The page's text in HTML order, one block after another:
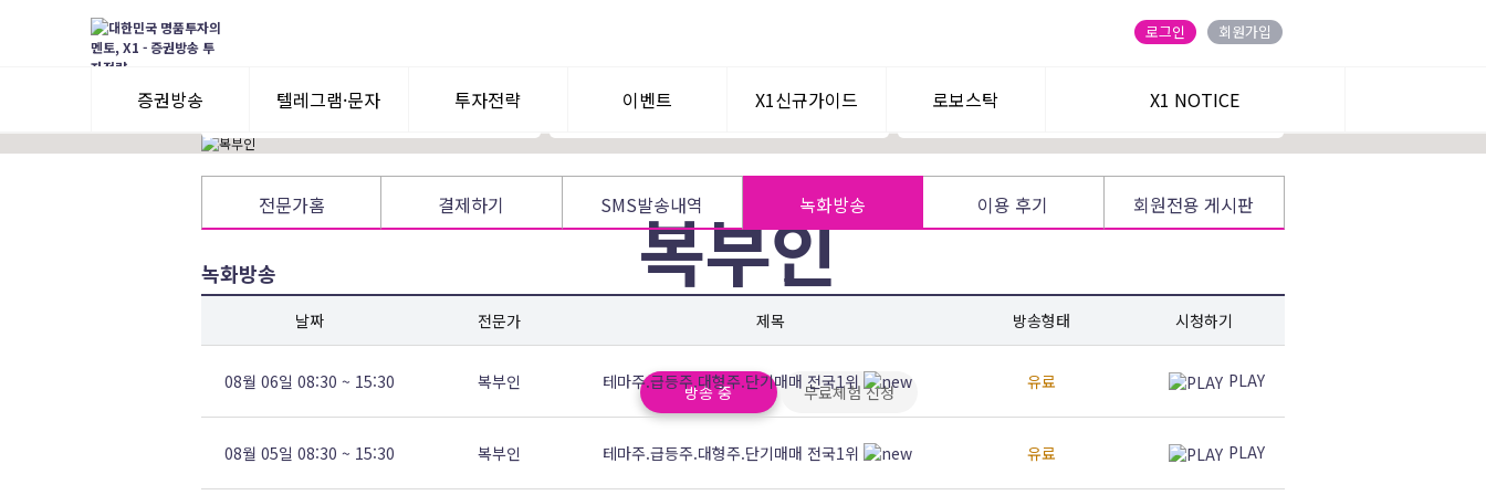
로그인 회원가입
증권방송
수익률뽐내기
이용후기
텔레그램·문자
3일 무료체험
이용후기
투자전략 이벤트 X1신규가이드
신규가입혜택
멘토찾기
로보스탁 X1 NOTICE
블로그
카카오 친구 유튜브
복부인
단기 급등주, 테마주 전문! 높은 종목적중률로 승부!
방송 중 무료체험 신청
→99만원 + 무료 30일
정회원 가입하기
전문가홈 결제하기 SMS발송내역 녹화방송 이용 후기 회원전용 게시판
녹화방송
날짜 전문가 제목 방송형태 시청하기
08월 06일 08:30 ~ 15:30 복부인 테마주.급등주.대형주.단기매매 전국1위 유료 PLAY
08월 05일 08:30 ~ 15:30 복부인 테마주.급등주.대형주.단기매매 전국1위 유료 PLAY